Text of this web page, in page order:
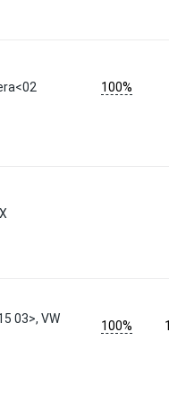
100%
03>, VW
100%